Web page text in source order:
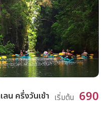
ลน ครึ่งวันเช้า เริ่มต้น 690